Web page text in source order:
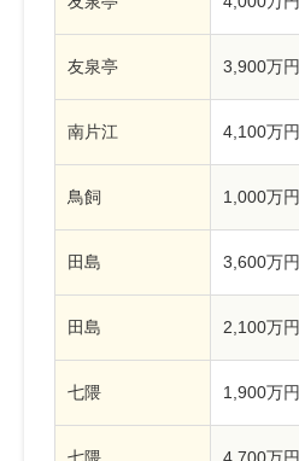
友泉亭 3,900万円
南片江 4,100万円
鳥飼 1,000万円
田島 3,600万円
田島 2,100万円
七隈 1,900万円